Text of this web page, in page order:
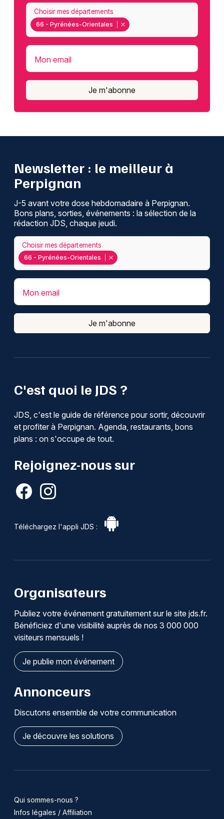
66 - Pyrénées-Orientales
Choisir mes départements
Mon email
Je m'abonne
C'est quoi le JDS ?
JDS, c'est le guide de référence pour sortir, découvrir
et profiter à Perpignan. Agenda, restaurants, bons
plans : on s'occupe de tout.
Rejoignez-nous sur
Téléchargez l'appli JDS :
Newsletter : le meilleur à
Perpignan
J-5 avant votre dose hebdomadaire à Perpignan.
Bons plans, sorties, événements : la sélection de la
rédaction JDS, chaque jeudi.
66 - Pyrénées-Orientales
Choisir mes départements
Mon email
Je m'abonne
Organisateurs
Publiez votre événement gratuitement sur le site jds.fr.
Bénéficiez d'une visibilité auprès de nos 3 000 000
visiteurs mensuels !
Je publie mon événement
Annonceurs
Discutons ensemble de votre communication
Je découvre les solutions
Qui sommes-nous ?
Infos légales / Affiliation